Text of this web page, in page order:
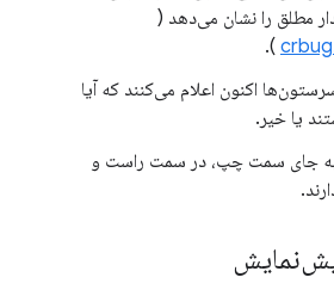
مطلق را نشان می‌دهد (
).
اکنون اعلام می‌کنند که آیا
یا خیر.
به جای سمت چپ، در سمت راست و